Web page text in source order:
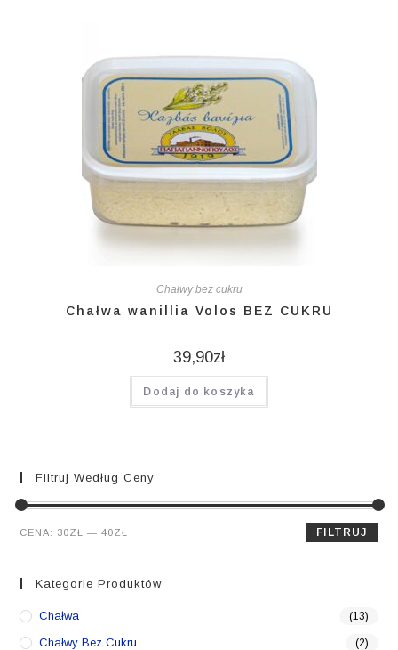
Chałwy bez cukru
Chałwa wanillia Volos BEZ CUKRU
39,90zł
Dodaj do koszyka
Filtruj Według Ceny
Cena
Cena
FILTRUJ
CENA: 30ZŁ —40ZŁ
Kategorie Produktów
Chałwa (13)
Chałwy Bez Cukru (2)